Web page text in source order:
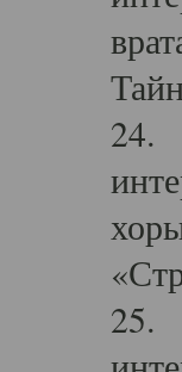
24.
25.